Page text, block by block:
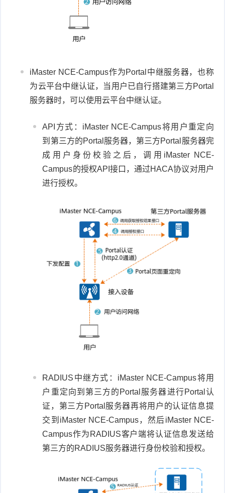
iMaster NCE-Campus作为Portal中继服务器，也称
为云平台中继认证，当用户已自行搭建第三方Portal
服务器时，可以使用云平台中继认证。
API方式：iMaster NCE-Campus将用户重定向
到第三方的Portal服务器，第三方Portal服务器完
成用户身份校验之后，调用iMaster NCE-
Campus的授权API接口，通过HACA协议对用户
进行授权。
RADIUS中继方式： iMaster NCE-Campus将用
户重定向到第三方的Portal服务器进行Portal认
证，第三方Portal服务器再将用户的认证信息提
交到 iMaster NCE-Campus，然后iMaster NCE-
Campus作为RADIUS客户端将认证信息发送给
第三方的RADIUS服务器进行身份校验和授权。